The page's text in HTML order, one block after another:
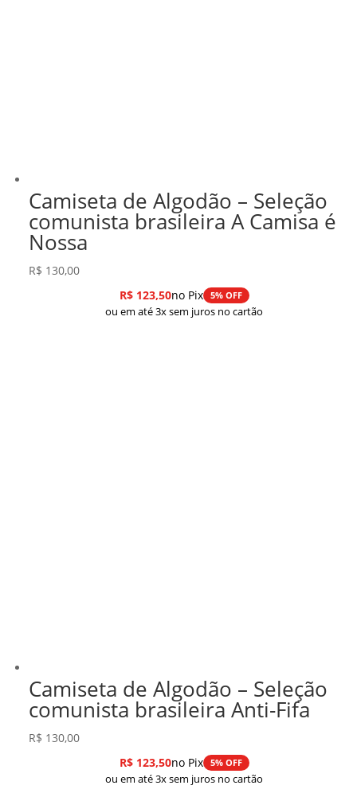
Camiseta de Algodão – Seleção
comunista brasileira A Camisa é
Nossa
R$ 130,00
R$123,50no Pix 5% OFF
ou em até 3x sem juros no cartão
Camiseta de Algodão – Seleção
comunista brasileira Anti-Fifa
R$ 130,00
R$123,50no Pix 5% OFF
ou em até 3x sem juros no cartão